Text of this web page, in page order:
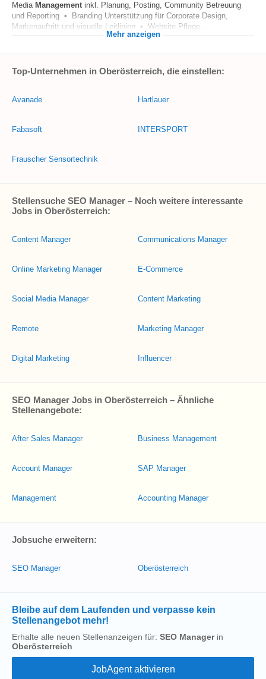
Media Management inkl. Planung, Posting, Community Betreuung
und Reporting • Branding Unterstützung für Corporate Design,
Markenauftritt und visuelle Leitlinien • Website Pflege...
Mehr anzeigen
Top-Unternehmen in Oberösterreich, die einstellen:
Avanade
Fabasoft
Frauscher Sensortechnik
Hartlauer
INTERSPORT
Stellensuche SEO Manager – Noch weitere interessante
Jobs in Oberösterreich:
Content Manager
Online Marketing Manager
Social Media Manager
Remote
Digital Marketing
Communications Manager
E-Commerce
Content Marketing
Marketing Manager
Influencer
SEO Manager Jobs in Oberösterreich – Ähnliche
Stellenangebote:
After Sales Manager
Account Manager
Management
Business Management
SAP Manager
Accounting Manager
Jobsuche erweitern:
SEO Manager Oberösterreich
Bleibe auf dem Laufenden und verpasse kein
Stellenangebot mehr!
Erhalte alle neuen Stellenanzeigen für: SEO Managerin
Oberösterreich